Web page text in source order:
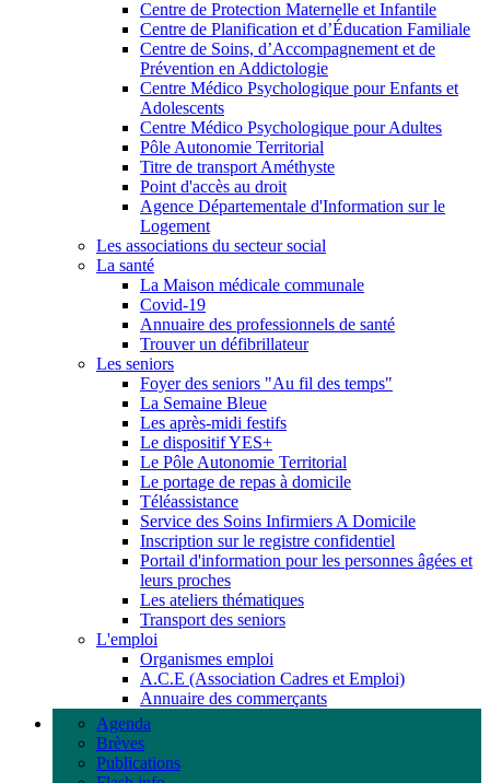
Centre de Protection Maternelle et Infantile
Centre de Planification et d’Éducation Familiale
Centre de Soins, d’Accompagnement et de
Prévention en Addictologie
Centre Médico Psychologique pour Enfants et
Adolescents
Centre Médico Psychologique pour Adultes
Pôle Autonomie Territorial
Titre de transport Améthyste
Point d'accès au droit
Agence Départementale d'Information sur le
Logement
Les associations du secteur social
La santé
La Maison médicale communale
Covid-19
Annuaire des professionnels de santé
Trouver un défibrillateur
Les seniors
Foyer des seniors "Au fil des temps"
La Semaine Bleue
Les après-midi festifs
Le dispositif YES+
Le Pôle Autonomie Territorial
Le portage de repas à domicile
Téléassistance
Service des Soins Infirmiers A Domicile
Inscription sur le registre confidentiel
Portail d'information pour les personnes âgées et
leurs proches
Les ateliers thématiques
Transport des seniors
L'emploi
Organismes emploi
A.C.E (Association Cadres et Emploi)
Annuaire des commerçants
Agenda
Brèves
Publications